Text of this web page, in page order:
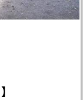
】